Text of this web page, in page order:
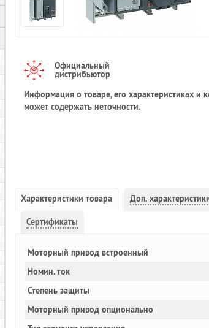
Официальный
дистрибьютор
Информация о товаре, его характеристиках и
может содержать неточности.
Характеристики товара Доп.
Сертификаты
Моторный привод встроенный
Номин. ток
Степень защиты
Моторный привод опционально